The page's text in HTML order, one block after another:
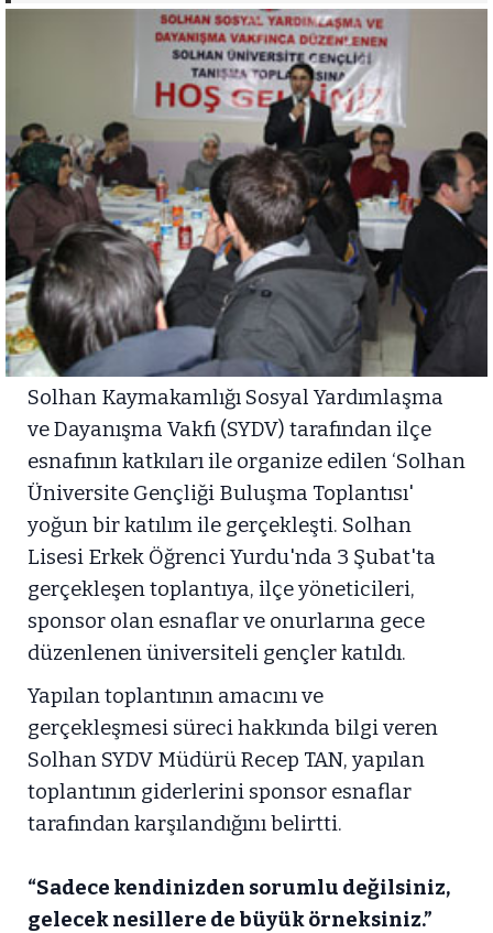
Solhan Kaymakamlığı Sosyal Yardımlaşma
ve Dayanışma Vakfı (SYDV) tarafından ilçe
esnafının katkıları ile organize edilen ‘Solhan
Üniversite Gençliği Buluşma Toplantısı'
yoğun bir katılım ile gerçekleşti. Solhan
Lisesi Erkek Öğrenci Yurdu'nda 3 Şubat'ta
gerçekleşen toplantıya, ilçe yöneticileri,
sponsor olan esnaflar ve onurlarına gece
düzenlenen üniversiteli gençler katıldı.
Yapılan toplantının amacını ve
gerçekleşmesi süreci hakkında bilgi veren
Solhan SYDV Müdürü Recep TAN, yapılan
toplantının giderlerini sponsor esnaflar
tarafından karşılandığını belirtti.
“Sadece kendinizden sorumlu değilsiniz,
gelecek nesillere de büyük örneksiniz.”